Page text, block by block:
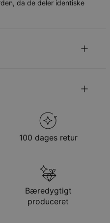
da de deler identiske
22.86mm x 8.89mm
Anslået leveringsdato
tor. 27. aug. - fre. 28.
man. 17. aug. - ons. 19.
aug.
100 dages retur
Bæredygtigt
produceret